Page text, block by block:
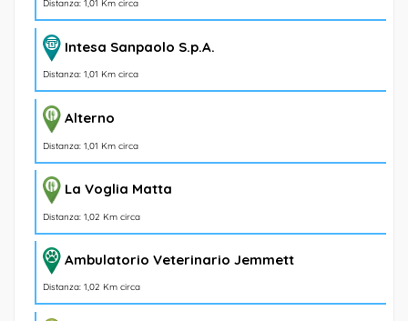
Distanza: 1,01 Km circa
Intesa Sanpaolo S.p.A.
Distanza: 1,01 Km circa
Alterno
Distanza: 1,01 Km circa
La Voglia Matta
Distanza: 1,02 Km circa
Ambulatorio Veterinario Jemmett
Distanza: 1,02 Km circa